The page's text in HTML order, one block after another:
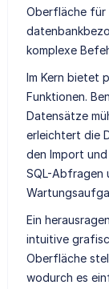
Oberfläche für
komplexe
Im Kern bietet
Funktionen.
Datensätze
erleichtert die
den Import
SQL-Abfragen
Ein
intuitive
Oberfläche
wodurch es